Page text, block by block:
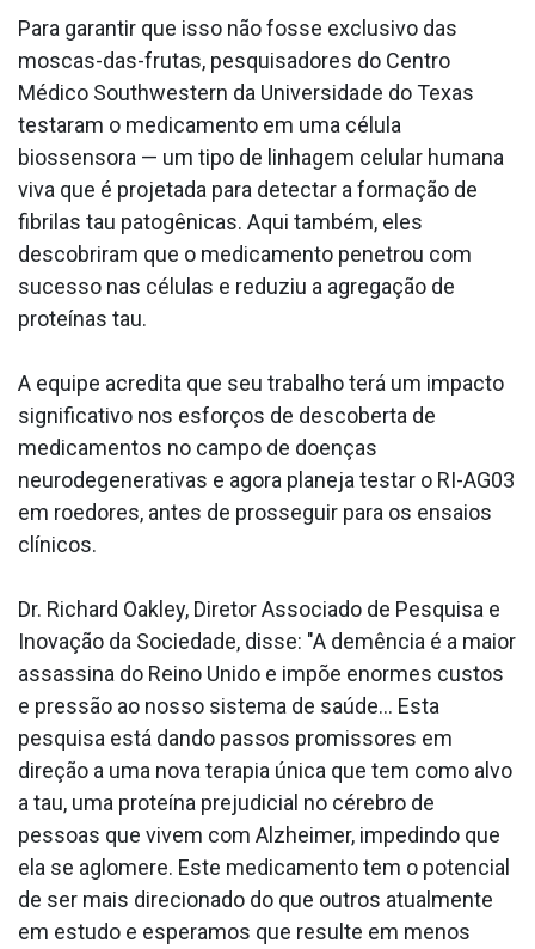
Para garantir que isso não fosse exclusivo das
moscas-das-frutas, pesquisadores do Centro
Médico Southwestern da Universidade do Texas
testaram o medicamento em uma célula
biossensora — um tipo de linhagem celular humana
viva que é projetada para detectar a formação de
fibrilas tau patogênicas. Aqui também, eles
descobriram que o medicamento penetrou com
sucesso nas células e reduziu a agregação de
proteínas tau.
A equipe acredita que seu trabalho terá um impacto
significativo nos esforços de descoberta de
medicamentos no campo de doenças
neurodegenerativas e agora planeja testar o RI-AG03
em roedores, antes de prosseguir para os ensaios
clínicos.
Dr. Richard Oakley, Diretor Associado de Pesquisa e
Inovação da Sociedade, disse: "A demência é a maior
assassina do Reino Unido e impõe enormes custos
e pressão ao nosso sistema de saúde... Esta
pesquisa está dando passos promissores em
direção a uma nova terapia única que tem como alvo
a tau, uma proteína prejudicial no cérebro de
pessoas que vivem com Alzheimer, impedindo que
ela se aglomere. Este medicamento tem o potencial
de ser mais direcionado do que outros atualmente
em estudo e esperamos que resulte em menos